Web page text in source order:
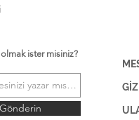
ister misiniz?